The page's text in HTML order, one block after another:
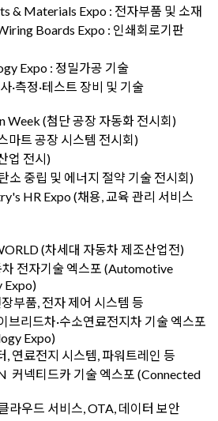
& Materials Expo : 전자부품 및 소재
Boards Expo : 인쇄회로기판
Expo : 정밀가공 기술
·측정·테스트 장비 및 기술
Week (첨단 공장 자동화 전시회)
마트 공장 시스템 전시회)
업 전시)
소 중립 및 에너지 절약 기술 전시회)
HR Expo (채용, 교육 관리 서비스
(차세대 자동차 제조산업전)
전자기술 엑스포 (Automotive
Expo)
부품, 전자 제어 시스템 등
브리드차·수소연료전지차 기술 엑스포
Expo)
연료전지 시스템, 파워트레인 등
커넥티드카 기술 엑스포 (Connected
라우드 서비스, OTA, 데이터 보안